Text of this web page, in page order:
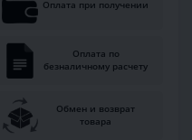
Оплата при получении
Оплата по
безналичному расчету
Обмен и возврат
товара